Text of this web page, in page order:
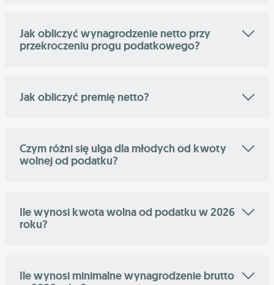
Jak obliczyć wynagrodzenie netto przy
przekroczeniu progu podatkowego?
Jak obliczyć premię netto?
Czym różni się ulga dla młodych od kwoty
wolnej od podatku?
Ile wynosi kwota wolna od podatku w 2026
roku?
Ile wynosi minimalne wynagrodzenie brutto